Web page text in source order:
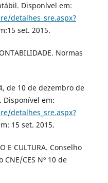
Disponível em:
detalhes_sre.aspx?
set. 2015.
Normas
de 10 de dezembro de
Disponível em:
detalhes_sre.aspx?
15 set. 2015.
E CULTURA. Conselho
CES Nº 10 de